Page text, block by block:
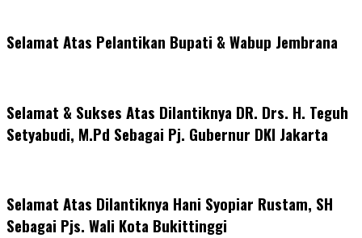
Selamat Atas Pelantikan Bupati & Wabup Jembrana
Selamat & Sukses Atas Dilantiknya DR. Drs. H. Teguh
Setyabudi, M.Pd Sebagai Pj. Gubernur DKI Jakarta
Selamat Atas Dilantiknya Hani Syopiar Rustam, SH
Sebagai Pjs. Wali Kota Bukittinggi